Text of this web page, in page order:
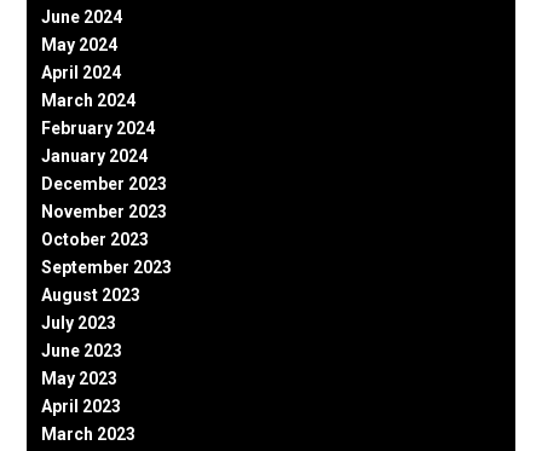
June 2024
May 2024
April 2024
March 2024
February 2024
January 2024
December 2023
November 2023
October 2023
September 2023
August 2023
July 2023
June 2023
May 2023
April 2023
March 2023